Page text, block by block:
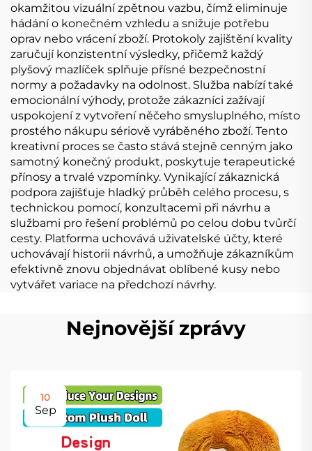
okamžitou vizuální zpětnou vazbu, čímž eliminuje
hádání o konečném vzhledu a snižuje potřebu
oprav nebo vrácení zboží. Protokoly zajištění kvality
zaručují konzistentní výsledky, přičemž každý
plyšový mazlíček splňuje přísné bezpečnostní
normy a požadavky na odolnost. Služba nabízí také
emocionální výhody, protože zákazníci zažívají
uspokojení z vytvoření něčeho smysluplného, místo
prostého nákupu sériově vyráběného zboží. Tento
kreativní proces se často stává stejně cenným jako
samotný konečný produkt, poskytuje terapeutické
přínosy a trvalé vzpomínky. Vynikající zákaznická
podpora zajišťuje hladký průběh celého procesu, s
technickou pomocí, konzultacemi při návrhu a
službami pro řešení problémů po celou dobu tvůrčí
cesty. Platforma uchovává uživatelské účty, které
uchovávají historii návrhů, a umožňuje zákazníkům
efektivně znovu objednávat oblíbené kusy nebo
vytvářet variace na předchozí návrhy.
Nejnovější zprávy
10
Sep